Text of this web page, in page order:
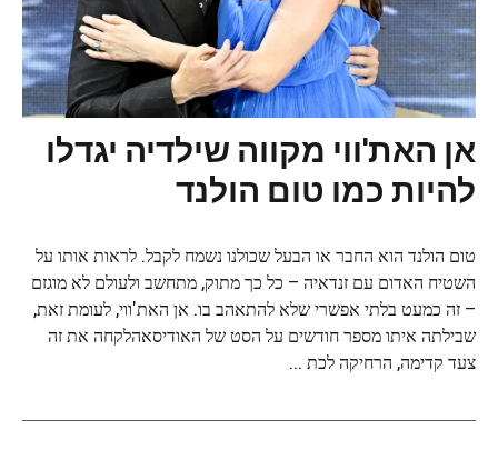
אן האת'ווי מקווה שילדיה יגדלו
להיות כמו טום הולנד
טום הולנד הוא החבר או הבעל שכולנו נשמח לקבל. לראות אותו על
השטיח האדום עם זנדאיה – כל כך מתוק, מתחשב ולעולם לא מוגזם
– זה כמעט בלתי אפשרי שלא להתאהב בו. אן האת'ווי, לעומת זאת,
שבילתה איתו מספר חודשים על הסט של האודיסאהלקחה את זה
צעד קדימה, הרחיקה לכת ...